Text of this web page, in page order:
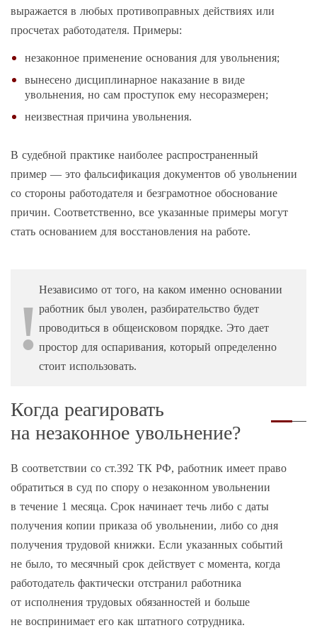
выражается в любых противоправных действиях или
просчетах работодателя. Примеры:
незаконное применение основания для увольнения;
вынесено дисциплинарное наказание в виде
увольнения, но сам проступок ему несоразмерен;
неизвестная причина увольнения.
В судебной практике наиболее распространенный
пример — это фальсификация документов об увольнении
со стороны работодателя и безграмотное обоснование
причин. Соответственно, все указанные примеры могут
стать основанием для восстановления на работе.
Независимо от того, на каком именно основании
работник был уволен, разбирательство будет
проводиться в общеисковом порядке. Это дает
простор для оспаривания, который определенно
стоит использовать.
Когда реагировать
на незаконное увольнение?
В соответствии со ст.392 ТК РФ, работник имеет право
обратиться в суд по спору о незаконном увольнении
в течение 1 месяца. Срок начинает течь либо с даты
получения копии приказа об увольнении, либо со дня
получения трудовой книжки. Если указанных событий
не было, то месячный срок действует с момента, когда
работодатель фактически отстранил работника
от исполнения трудовых обязанностей и больше
не воспринимает его как штатного сотрудника.